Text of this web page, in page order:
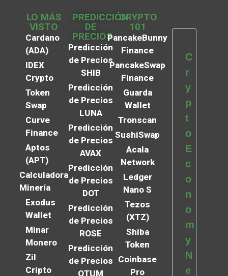
LO MÁS
VISTO
Cardano
(ADA)
IDEX
Crypto
Token
Swap
Curve
Finance
Aptos
(APT)
Calculadora
Minería
Exodus
Wallet
Minar
Monero
Zil
Cripto
PREDICCIÓN
DE
PRECIOS
Predicción
de Precios
SHIB
Predicción
de Precios
LUNA
Predicción
de Precios
AVAX
Predicción
de Precios
DOT
Predicción
de Precios
ROSE
Predicción
de Precios
QTUM
CRYPTO
101
PancakeBunny
Finance
PancakeSwap
Finance
Guarda
Wallet
Tronscan
SushiSwap
Acala
Network
Ledger
Nano S
Tezos
(XTZ)
Shiba
Token
Coinbase
Pro
C
r
y
p
t
o
E
c
o
n
o
m
y
N
e